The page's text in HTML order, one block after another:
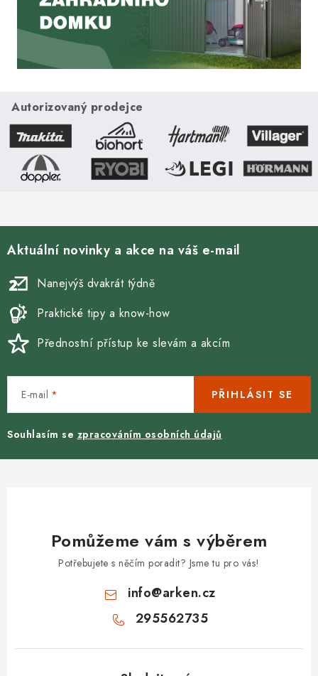
Autorizovaný prodejce
Aktuální novinky a akce na váš e-mail
Nanejvýš dvakrát týdně
Praktické tipy a know-how
Přednostní přístup ke slevám a akcím
E-mail
Souhlasím se zpracováním osobních údajů
PŘIHLÁSIT SE
Pomůžeme vám s výběrem
Potřebujete s něčím poradit? Jsme tu pro vás!
info@arken.cz
295562735